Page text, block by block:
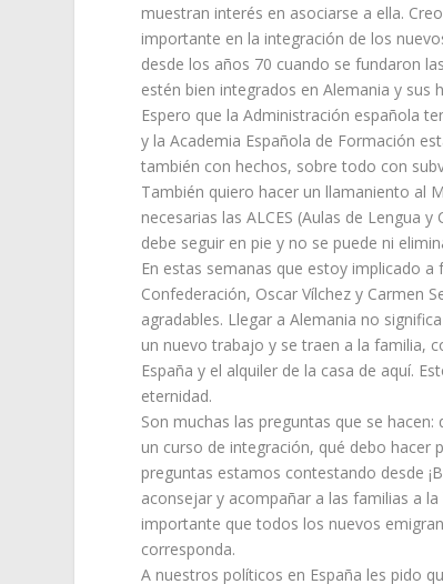
muestran interés en asociarse a ella.
importante en la integración de los
desde los años 70 cuando se fundaron
estén bien integrados en Alemania y
Espero que la Administración española
y la Academia Española de Formación
también con hechos, sobre todo con
También quiero hacer un llamaniento al
necesarias las ALCES (Aulas de Lengua
debe seguir en pie y no se puede ni
En estas semanas que estoy implicado
Confederación, Oscar Vílchez y Carmen
agradables. Llegar a Alemania no
un nuevo trabajo y se traen a la familia,
España y el alquiler de la casa de aquí.
eternidad.
Son muchas las preguntas que se
un curso de integración, qué debo hacer
preguntas estamos contestando desde
aconsejar y acompañar a las familias a
importante que todos los nuevos
corresponda.
A nuestros políticos en España les pido